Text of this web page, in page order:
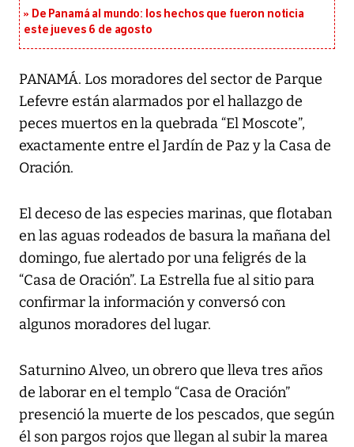
De Panamá al mundo: los hechos que fueron noticia
este jueves 6 de agosto
PANAMÁ. Los moradores del sector de Parque
Lefevre están alarmados por el hallazgo de
peces muertos en la quebrada “El Moscote”,
exactamente entre el Jardín de Paz y la Casa de
Oración.
El deceso de las especies marinas, que flotaban
en las aguas rodeados de basura la mañana del
domingo, fue alertado por una feligrés de la
“Casa de Oración”. La Estrella fue al sitio para
confirmar la información y conversó con
algunos moradores del lugar.
Saturnino Alveo, un obrero que lleva tres años
de laborar en el templo “Casa de Oración”
presenció la muerte de los pescados, que según
él son pargos rojos que llegan al subir la marea